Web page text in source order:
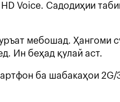
Voice. Садодиҳии
мебошад. Ҳангоми
Ин беҳад қулай аст.
ба шабакаҳои 2G/